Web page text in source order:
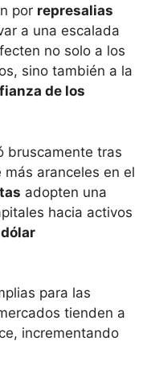
por represalias
a una escalada
no solo a los
sino también a la
de los
bruscamente tras
aranceles en el
adopten una
hacia activos
dólar
para las
tienden a
incrementando